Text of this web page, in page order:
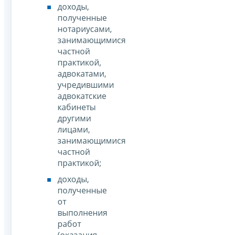
доходы,
полученные
нотариусами,
занимающимися
частной
практикой,
адвокатами,
учредившими
адвокатские
кабинеты
другими
лицами,
занимающимися
частной
практикой;
доходы,
полученные
от
выполнения
работ